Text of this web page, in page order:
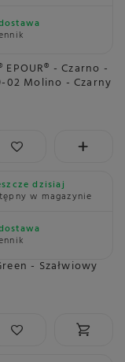
- Czarno -
02 Molino - Czarny
dzisiaj
w magazynie
- Szałwiowy